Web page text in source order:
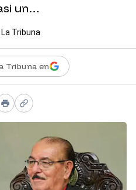
un…
La Tribuna
Tribuna en
PrintCopy link